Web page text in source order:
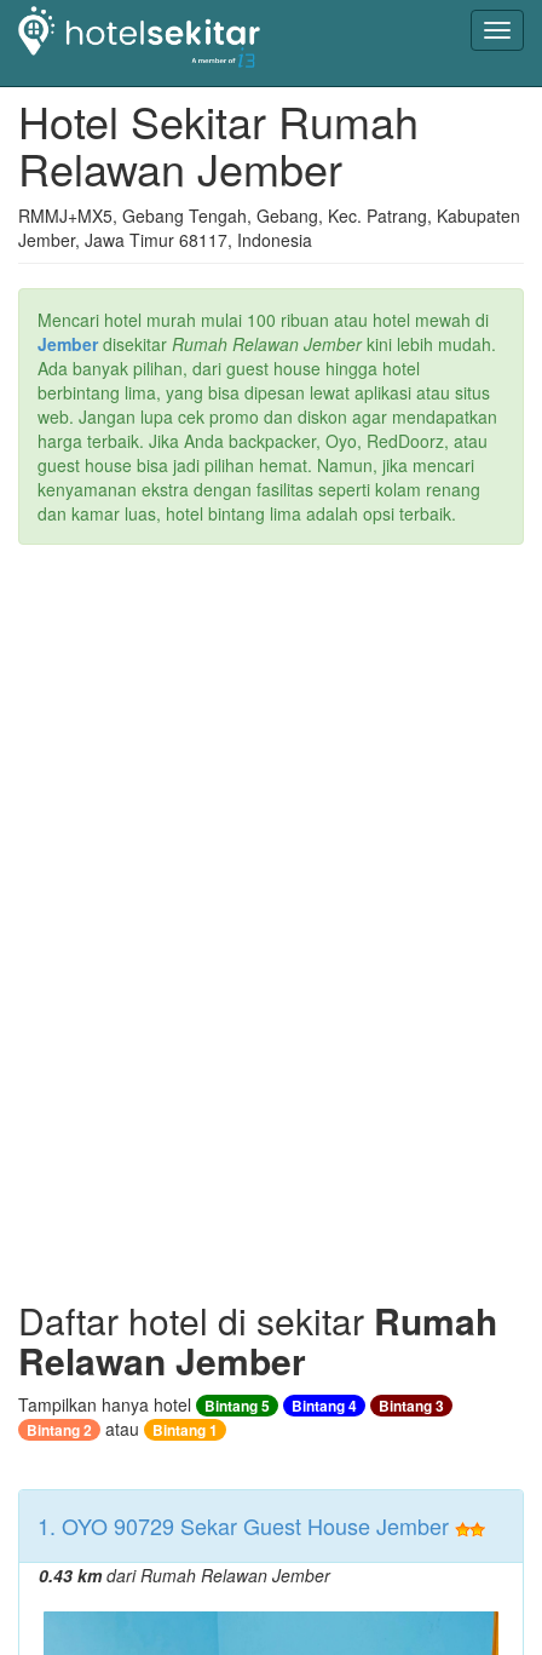
Hotel Sekitar Rumah
Relawan Jember
RMMJ+MX5, Gebang Tengah, Gebang, Kec. Patrang, Kabupaten
Jember, Jawa Timur 68117, Indonesia
Mencari hotel murah mulai 100 ribuan atau hotel mewah di
Jemberdisekitar Rumah Relawan Jemberkini lebih mudah.
Ada banyak pilihan, dari guest house hingga hotel
berbintang lima, yang bisa dipesan lewat aplikasi atau situs
web. Jangan lupa cek promo dan diskon agar mendapatkan
harga terbaik. Jika Anda backpacker, Oyo, RedDoorz, atau
guest house bisa jadi pilihan hemat. Namun, jika mencari
kenyamanan ekstra dengan fasilitas seperti kolam renang
dan kamar luas, hotel bintang lima adalah opsi terbaik.
Daftar hotel di sekitar Rumah
Relawan Jember
Tampilkan hanya hotel Bintang 5 Bintang 4
Bintang 3
Bintang 2
atau Bintang 1
1. OYO 90729 Sekar Guest House Jember
0.43 kmdari Rumah Relawan Jember